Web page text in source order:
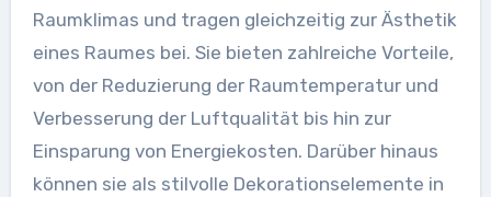
Raumklimas und tragen gleichzeitig zur Ästhetik
eines Raumes bei. Sie bieten zahlreiche Vorteile,
von der Reduzierung der Raumtemperatur und
Verbesserung der Luftqualität bis hin zur
Einsparung von Energiekosten. Darüber hinaus
können sie als stilvolle Dekorationselemente in